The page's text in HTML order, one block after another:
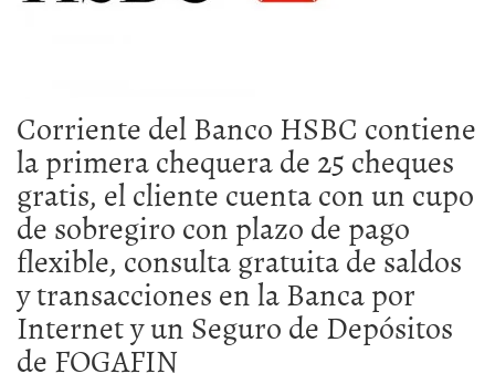
Corriente del Banco HSBC contiene
la primera chequera de 25 cheques
gratis, el cliente cuenta con un cupo
de sobregiro con plazo de pago
flexible, consulta gratuita de saldos
y transacciones en laBanca por
Internety unSeguro de Depósitos
de FOGAFIN